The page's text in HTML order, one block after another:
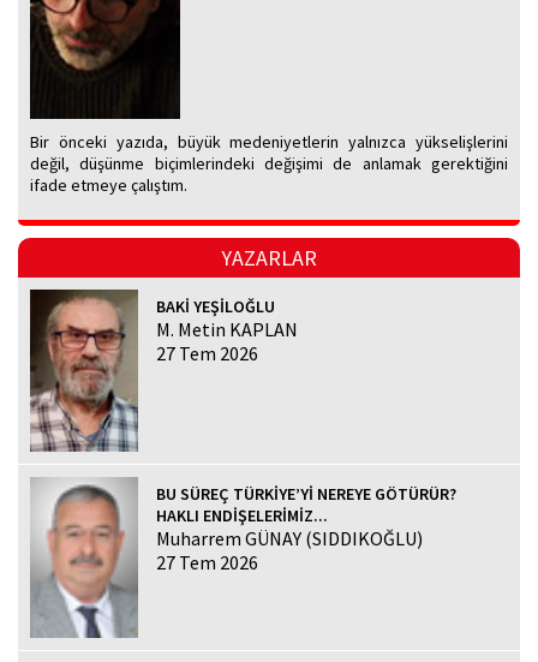
Bir önceki yazıda, büyük medeniyetlerin yalnızca yükselişlerini
değil, düşünme biçimlerindeki değişimi de anlamak gerektiğini
ifade etmeye çalıştım.
YAZARLAR
BAKİ YEŞİLOĞLU
M. Metin KAPLAN
27 Tem 2026
BU SÜREÇ TÜRKİYE’Yİ NEREYE GÖTÜRÜR?
HAKLI ENDİŞELERİMİZ...
Muharrem GÜNAY (SIDDIKOĞLU)
27 Tem 2026